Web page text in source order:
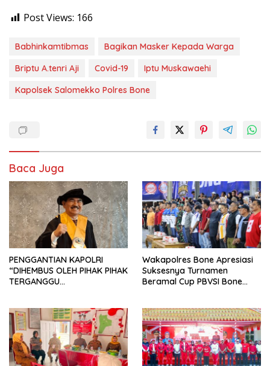
Post Views: 166
Babhinkamtibmas
Bagikan Masker Kepada Warga
Briptu A.tenri Aji
Covid-19
Iptu Muskawaehi
Kapolsek Salomekko Polres Bone
Baca Juga
PENGGANTIAN KAPOLRI
“DIHEMBUS OLEH PIHAK PIHAK
TERGANGGU
Wakapolres Bone Apresiasi
Suksesnya Turnamen
Beramal Cup PBVSI Bone